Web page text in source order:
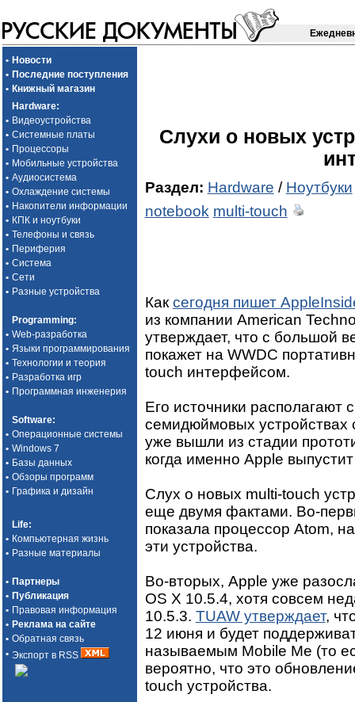
• Новости
• Последние поступления
• Книжный магазин
Hardware:
• Видеоустройства
• Системные платы
• Процессоры
• Мобильные устройства
• Аудиосистема
• Охлаждение системы
• Накопители информации
• КПК и ноутбуки
• Телефоны и связь
• Периферия
• Система
• Сети
• Разные устройства
Programming:
• Web-разработка
• Языки программирования
• Технологии и теория
• Разработка игр
• Программная инженерия
Software:
• Операционные системы
• Windows 7
• Базы данных
• Обзоры программ
• Графика и дизайн
Life:
• Компьютерная жизнь
• Разные материалы
• Партнеры
• Публикация
• Правовая информация
• Реклама на сайте
• Обратная связь
• Экспорт в RSS
Слухи о новых
Раздел: Hardware / Ноутбуки
notebook multi-touch
Как cегодня пишет
из компании American
утверждает, что с большой
покажет на WWDC
touch интерфейсом.
Его источники располагают
семидюймовых устройствах
уже вышли из стадии
когда именно Apple
Слух о новых multi-touch
еще двумя фактами. Во-
показала процессор Atom,
эти устройства.
Во-вторых, Apple уже
OS X 10.5.4, хотя совсем
10.5.3. TUAW утверждает,
12 июня и будет
называемым Mobile Me (то
вероятно, что это
touch устройства.